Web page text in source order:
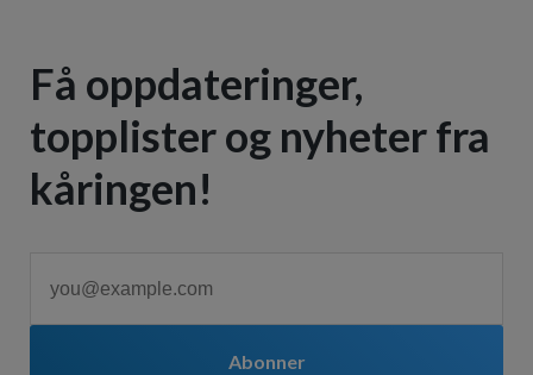
Få oppdateringer,
topplister og nyheter fra
kåringen!
Abonner